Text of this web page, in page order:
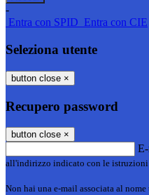
-
Entra con SPID Entra con CIE
Seleziona utente
button close ×
Recupero password
button close ×
all'indirizzo indicato con le istruzioni
Non hai una e-mail associata al